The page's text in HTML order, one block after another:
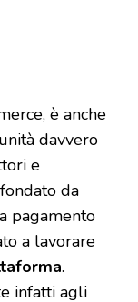
è anche
davvero
e
da
a pagamento
a lavorare
.
infatti agli